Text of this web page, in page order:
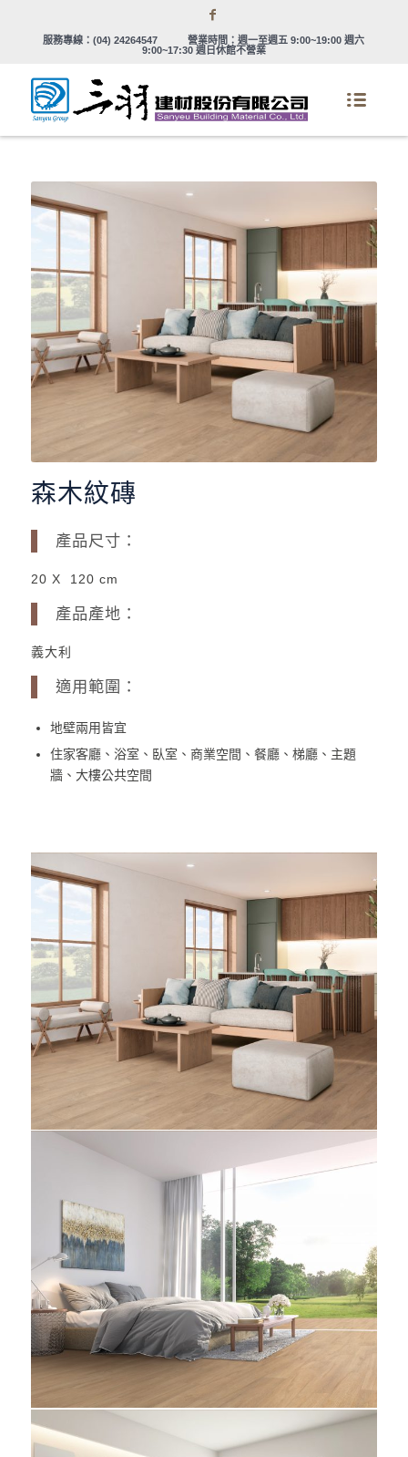
服務專線：(04) 24264547
營業時間：週一至週五 9:00~19:00 週六
9:00~17:30 週日休館不營業
森木紋磚
產品尺寸：
20 X 120 cm
產品產地：
義大利
適用範圍：
地壁兩用皆宜
住家客廳、浴室、臥室、商業空間、餐廳、梯廳、主題
牆、大樓公共空間